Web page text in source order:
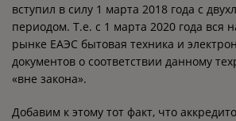
вступил в силу 1 марта 2018 года с
периодом. Т.е. с 1 марта 2020 года вся
рынке ЕАЭС бытовая техника и
документов о соответствии данному
«вне закона».
Добавим к этому тот факт, что